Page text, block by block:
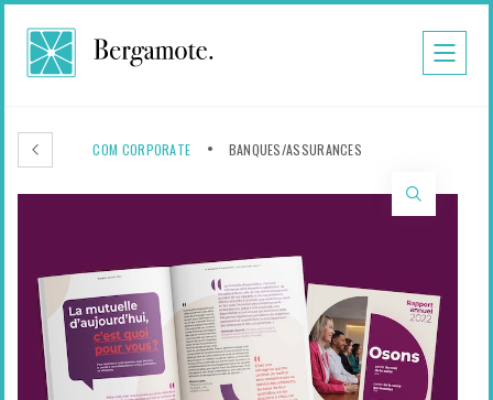
COM CORPORATE BANQUES/ASSURANCES